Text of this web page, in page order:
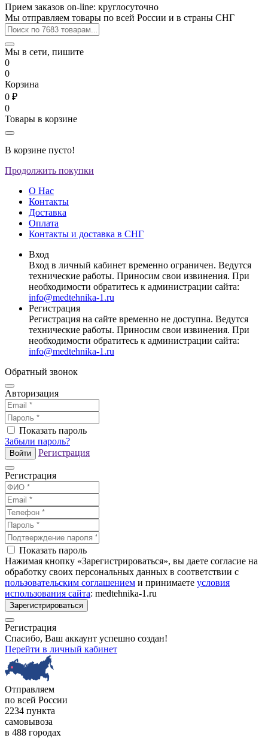
Прием заказов on-line: круглосуточно
Мы отправляем товары по всей России и в страны СНГ
Мы в сети, пишите
0
0
Корзина
0 ₽
0
Товары в корзине
В корзине пусто!
Продолжить покупки
О Нас
Контакты
Доставка
Оплата
Контакты и доставка в СНГ
Вход
Вход в личный кабинет временно ограничен. Ведутся
технические работы. Приносим свои извинения. При
необходимости обратитесь к администрации сайта:
info@medtehnika-1.ru
Регистрация
Регистрация на сайте временно не доступна. Ведутся
технические работы. Приносим свои извинения. При
необходимости обратитесь к администрации сайта:
info@medtehnika-1.ru
Обратный звонок
Авторизация
Показать пароль
Забыли пароль?
Войти Регистрация
Регистрация
Показать пароль
Нажимая кнопку «Зарегистрироваться», вы даете согласие на
обработку своих персональных данных в соответствии с
пользовательским соглашением и принимаете условия
использования сайта: medtehnika-1.ru
Зарегистрироваться
Регистрация
Спасибо, Ваш аккаунт успешно создан!
Перейти в личный кабинет
Отправляем
по всей России
2234 пункта
самовывоза
в 488 городах